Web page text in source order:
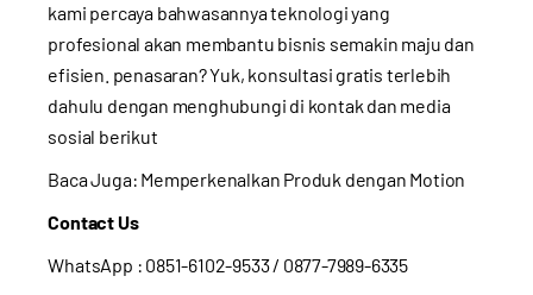
kami percaya bahwasannya teknologi yang
profesional akan membantu bisnis semakin maju dan
efisien. penasaran? Yuk, konsultasi gratis terlebih
dahulu dengan menghubungi di kontak dan media
sosial berikut
Baca Juga: Memperkenalkan Produk dengan Motion
Contact Us
WhatsApp : 0851-6102-9533/ 0877-7989-6335